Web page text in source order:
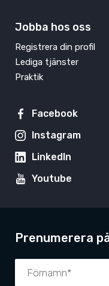
Jobba hos oss
Registrera din profil
Lediga tjänster
Praktik
Facebook
Instagram
LinkedIn
Youtube
Prenumerera